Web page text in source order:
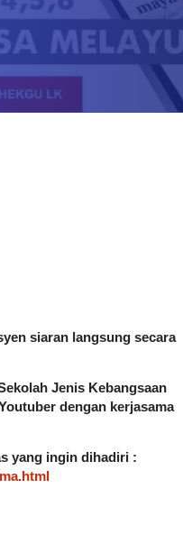
siaran langsung secara
Jenis Kebangsaan
dengan kerjasama
yang ingin dihadiri :